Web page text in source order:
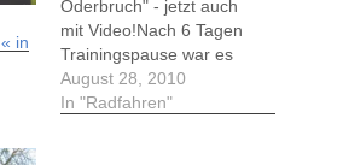
in
Oderbruch" - jetzt auch
mit Video!Nach 6 Tagen
Trainingspause war es
wirklich mal wieder an
der Zeit das Rennrad zu
August 28, 2010
In "Radfahren"